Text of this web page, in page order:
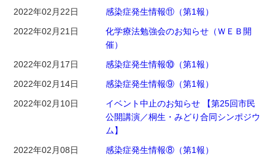
2022年02月22日
感染症発生情報⑪（第1報）
2022年02月21日
化学療法勉強会のお知らせ（ＷＥＢ開
催）
2022年02月17日
感染症発生情報⑩（第1報）
2022年02月14日
感染症発生情報⑨（第1報）
2022年02月10日
イベント中止のお知らせ 【第25回市民
公開講演／桐生・みどり合同シンポジウ
ム】
2022年02月08日
感染症発生情報⑧（第1報）